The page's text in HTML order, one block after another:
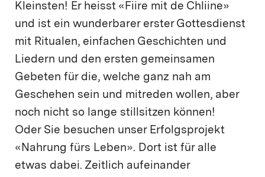
Kleinsten! Er heisst «Fiire mit de Chliine»
und ist ein wunderbarer erster Gottesdienst
mit Ritualen, einfachen Geschichten und
Liedern und den ersten gemeinsamen
Gebeten für die, welche ganz nah am
Geschehen sein und mitreden wollen, aber
noch nicht so lange stillsitzen können!
Oder Sie besuchen unser Erfolgsprojekt
«Nahrung fürs Leben». Dort ist für alle
etwas dabei. Zeitlich aufeinander